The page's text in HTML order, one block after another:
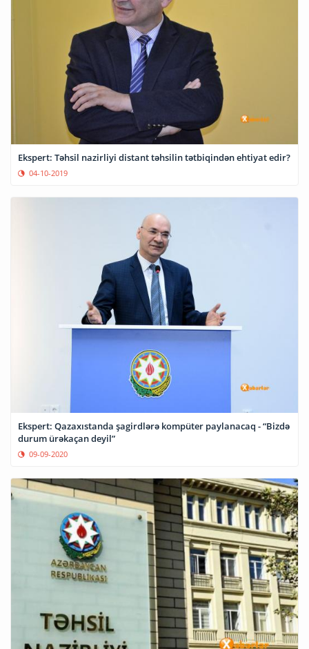
Ekspert: Təhsil nazirliyi distant təhsilin tətbiqindən ehtiyat edir?
04-10-2019
Ekspert: Qazaxıstanda şagirdlərə kompüter paylanacaq - “Bizdə
durum ürəkaçan deyil”
09-09-2020